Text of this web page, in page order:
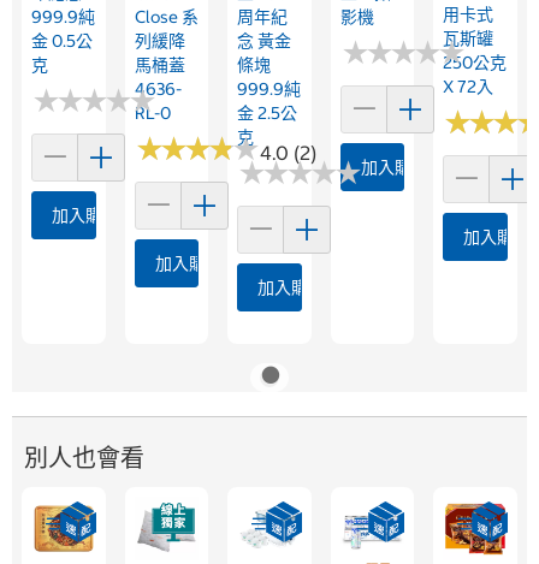
999.9純
金 0.5公
克
★★★★★
★★★★★
加入購物車
Close 系
列緩降
馬桶蓋
4636-
RL-0
★★★★★
★★★★★4.0 (2)
加入購物車
周年紀
念 黃金
條塊
999.9純
金 2.5公
克
★★★★★
★★★★★
加入購物車
影機
★★★★★
★★★★★
加入購物車
用卡式
瓦斯罐
250公克
X 72入
★★★
★★★
加入購物
別人也會看